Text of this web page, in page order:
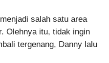
salah satu area
Olehnya itu, tidak ingin
tergenang, Danny lalu